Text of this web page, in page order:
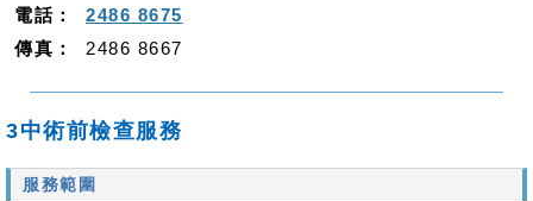
電話：
2486 8675
傳真：
2486 8667
3中術前檢查服務
服務範圍